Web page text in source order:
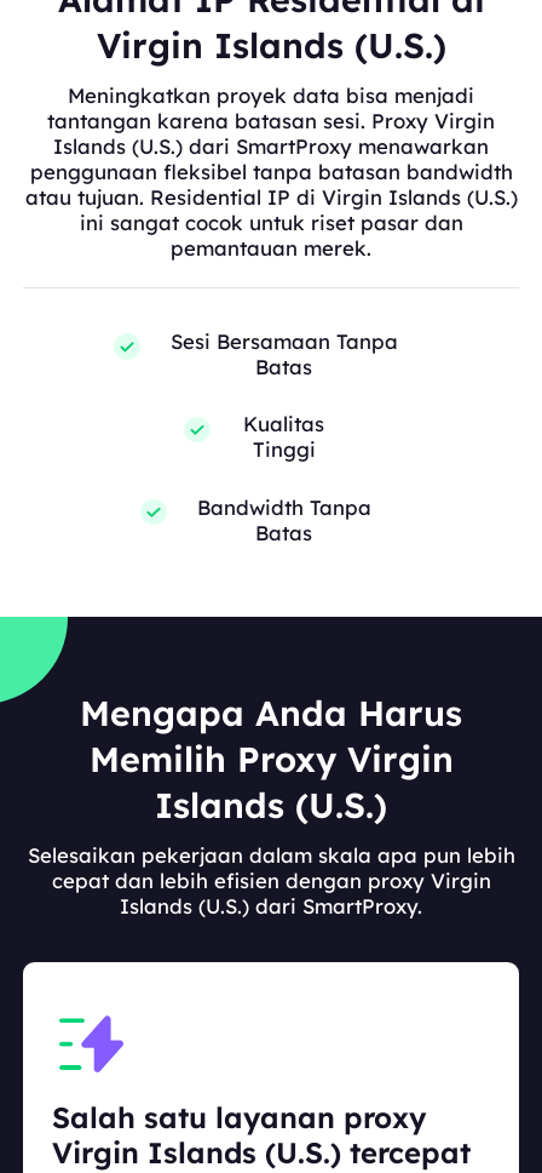
Virgin Islands (U.S.)
Meningkatkan proyek data bisa menjadi
tantangan karena batasan sesi. Proxy Virgin
Islands (U.S.) dari SmartProxy menawarkan
penggunaan fleksibel tanpa batasan bandwidth
atau tujuan. Residential IP di Virgin Islands (U.S.)
ini sangat cocok untuk riset pasar dan
pemantauan merek.
Sesi Bersamaan Tanpa
Batas
Kualitas
Tinggi
Bandwidth Tanpa
Batas
Mengapa Anda Harus
Memilih Proxy Virgin
Islands (U.S.)
Selesaikan pekerjaan dalam skala apa pun lebih
cepat dan lebih efisien dengan proxy Virgin
Islands (U.S.) dari SmartProxy.
Salah satu layanan proxy
Virgin Islands (U.S.) tercepat